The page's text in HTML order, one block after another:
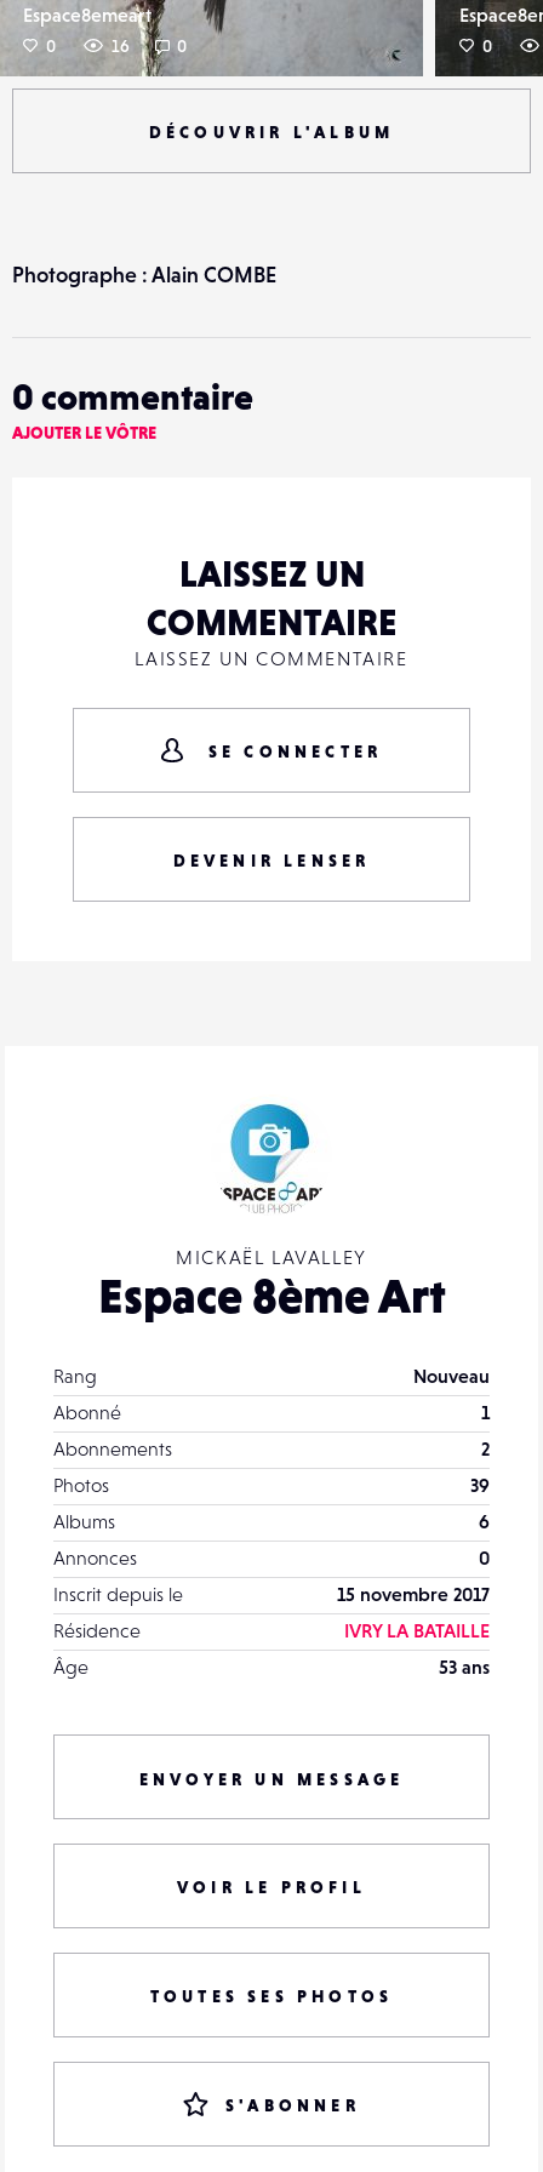
Espace8emeart
0 16 0 0
DÉCOUVRIR L'ALBUM
MICKAËL LAVALLEY
Espace 8ème Art
Rang
Nouveau
Abonné
1
Abonnements
2
Photos
39
Albums
6
Annonces
0
Inscrit depuis le
15 novembre 2017
Résidence
IVRY LA BATAILLE
Âge
53 ans
ENVOYER UN MESSAGE
VOIR LE PROFIL
TOUTES SES PHOTOS
S'ABONNER
Photographe : Alain COMBE
0 commentaire
AJOUTER LE VÔTRE
LAISSEZ UN
COMMENTAIRE
LAISSEZ UN COMMENTAIRE
SE CONNECTER
DEVENIR LENSER